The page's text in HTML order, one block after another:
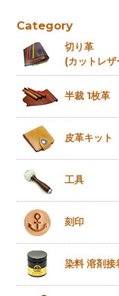
Category
切り革
(カットレザ
半裁 1枚革
皮革キット
工具
刻印
染料 溶剤接